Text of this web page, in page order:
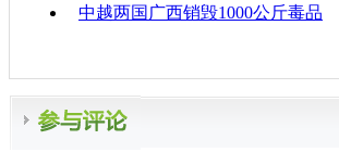
中越两国广西销毁1000公斤毒品